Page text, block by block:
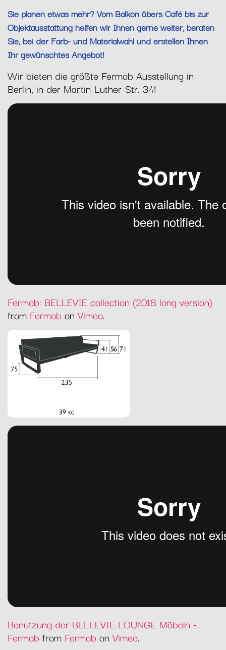
Sie planen etwas mehr? Vom Balkon übers Café bis zur
Objektausstattung helfen wir Ihnen gerne weiter, beraten
Sie, bei der Farb- und Materialwahl und erstellen Ihnen
Ihr gewünschtes Angebot!
Wir bieten die größte Fermob Ausstellung in
Berlin, in der Martin-Luther-Str. 34!
Fermob: BELLEVIE collection (2018 long version)
from Fermob on Vimeo.
Benutzung der BELLEVIE LOUNGE Möbeln -
Fermob from Fermob on Vimeo.